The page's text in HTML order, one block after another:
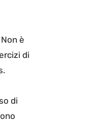
è
di
di